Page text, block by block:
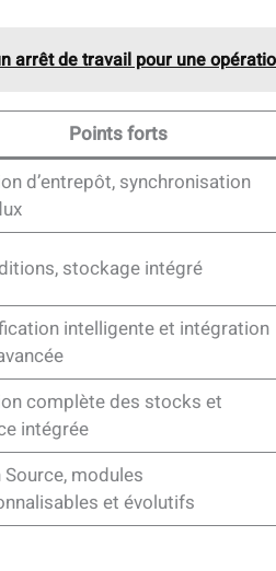
arrêt de travail pour une
Points forts
d’entrepôt, synchronisation
stockage intégré
intelligente et intégration
complète des stocks et
intégrée
Source, modules
et évolutifs